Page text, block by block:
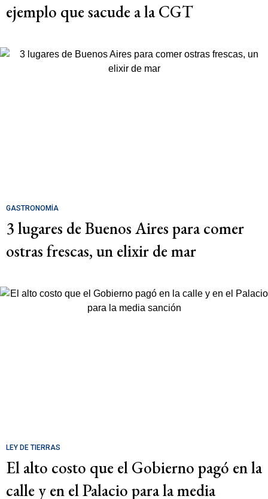
ejemplo que sacude a la CGT
GASTRONOMÍA
3 lugares de Buenos Aires para comer
ostras frescas, un elixir de mar
LEY DE TIERRAS
El alto costo que el Gobierno pagó en la
calle y en el Palacio para la media